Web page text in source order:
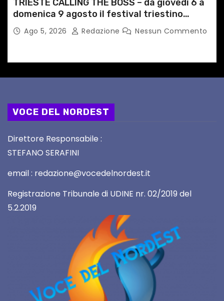
TRIESTE CALLING THE BOSS – da giovedì 6 a
domenica 9 agosto il festival triestino
dedicato a Springsteen
Ago 5, 2026 Redazione Nessun Commento
VOCE DEL NORDEST
Direttore Responsabile :
STEFANO SERAFINI
email : redazione@vocedelnordest.it
Registrazione Tribunale di UDINE nr. 02/2019 del
5.2.2019